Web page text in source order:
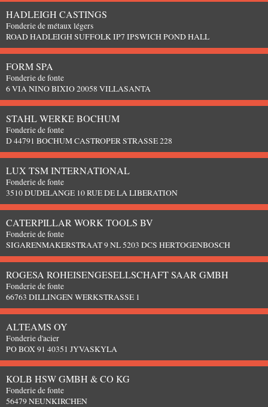
HADLEIGH CASTINGS
Fonderie de métaux légers
ROAD HADLEIGH SUFFOLK IP7 IPSWICH POND HALL
FORM SPA
Fonderie de fonte
6 VIA NINO BIXIO 20058 VILLASANTA
STAHL WERKE BOCHUM
Fonderie de fonte
D 44791 BOCHUM CASTROPER STRASSE 228
LUX TSM INTERNATIONAL
Fonderie de fonte
3510 DUDELANGE 10 RUE DE LA LIBERATION
CATERPILLAR WORK TOOLS BV
Fonderie de fonte
SIGARENMAKERSTRAAT 9 NL 5203 DCS HERTOGENBOSCH
ROGESA ROHEISENGESELLSCHAFT SAAR GMBH
Fonderie de fonte
66763 DILLINGEN WERKSTRASSE 1
ALTEAMS OY
Fonderie d'acier
PO BOX 91 40351 JYVASKYLA
KOLB HSW GMBH & CO KG
Fonderie de fonte
56479 NEUNKIRCHEN